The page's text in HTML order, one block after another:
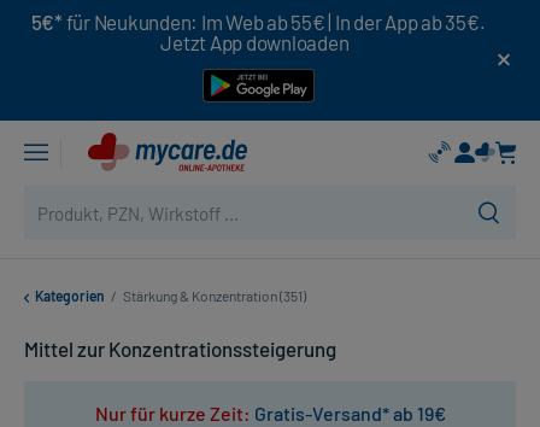
5€* für Neukunden: Im Web ab 55€ | In der App ab 35€.
Jetzt App downloaden
Kategorien / Stärkung & Konzentration (351)
Mittel zur Konzentrationssteigerung
Nur für kurze Zeit: Gratis-Versand* ab 19€